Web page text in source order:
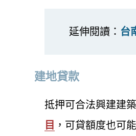
延伸閱讀： 台
建地貸款
抵押可合法興建建
目 ，可貸額度也可